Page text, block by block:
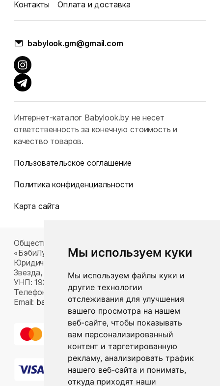
Мы используем куки
Мы используем файлы куки и
другие технологии
отслеживания для улучшения
вашего просмотра на нашем
веб-сайте, чтобы показывать
вам персонализированный
контент и таргетированную
рекламу, анализировать трафик
нашего веб-сайта и понимать,
откуда приходят наши
Контакты
Оплата и доставка
babylook.gm@gmail.com
Интернет-каталог Babylook.by не несет
ответственность за конечную стоимость и
качество товаров.
Пользовательское соглашение
Политика конфиденциальности
Карта сайта
Общество с ограниченной ответственностью
«БэбиЛук»
Юридический адрес: 220117, г. Минск, пр-т Газеты
Звезда, д. 16, пом. 52
УНП: 193815124
Телефон:
+375 33 392 66 63
Email: babylook.gm@gmail.com .